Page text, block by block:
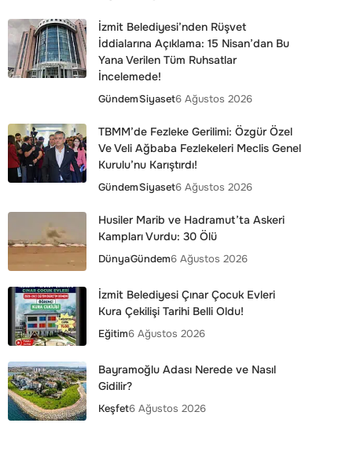
İzmit Belediyesi’nden Rüşvet
İddialarına Açıklama: 15 Nisan’dan Bu
Yana Verilen Tüm Ruhsatlar
İncelemede!
GündemSiyaset6 Ağustos 2026
TBMM’de Fezleke Gerilimi: Özgür Özel
Ve Veli Ağbaba Fezlekeleri Meclis Genel
Kurulu’nu Karıştırdı!
GündemSiyaset6 Ağustos 2026
Husiler Marib ve Hadramut’ta Askeri
Kampları Vurdu: 30 Ölü
DünyaGündem6 Ağustos 2026
İzmit Belediyesi Çınar Çocuk Evleri
Kura Çekilişi Tarihi Belli Oldu!
Eğitim6 Ağustos 2026
Bayramoğlu Adası Nerede ve Nasıl
Gidilir?
Keşfet6 Ağustos 2026